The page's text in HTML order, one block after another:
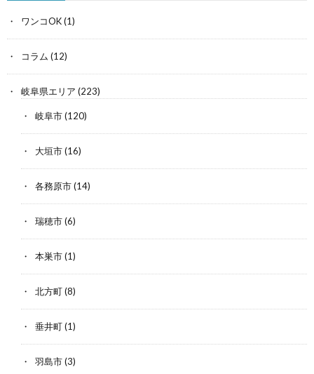
ワンコOK(1)
コラム (12)
岐阜県エリア (223)
岐阜市(120)
大垣市(16)
各務原市(14)
瑞穂市(6)
本巣市(1)
北方町(8)
垂井町(1)
羽島市(3)